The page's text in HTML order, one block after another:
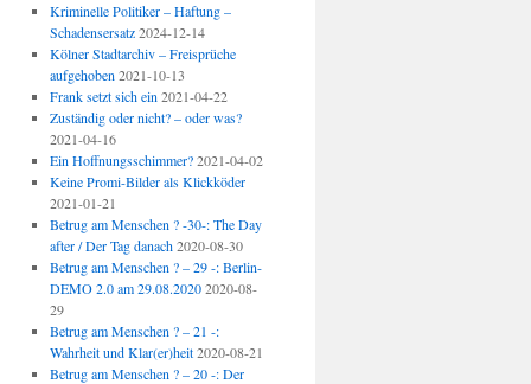
Kriminelle Politiker – Haftung –
Schadensersatz 2024-12-14
Kölner Stadtarchiv – Freisprüche
aufgehoben 2021-10-13
Frank setzt sich ein 2021-04-22
Zuständig oder nicht? – oder was?
2021-04-16
Ein Hoffnungsschimmer? 2021-04-02
Keine Promi-Bilder als Klickköder
2021-01-21
Betrug am Menschen ? -30-: The Day
after / Der Tag danach 2020-08-30
Betrug am Menschen ? – 29 -: Berlin-
DEMO 2.0 am 29.08.2020 2020-08-
29
Betrug am Menschen ? – 21 -:
Wahrheit und Klar(er)heit 2020-08-21
Betrug am Menschen ? – 20 -: Der